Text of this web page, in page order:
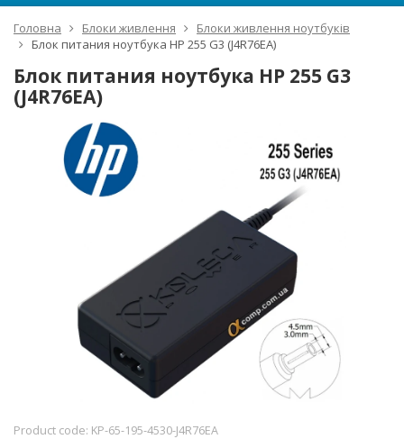
Головна Блоки живлення
Блоки живлення ноутбуків
Блок питания ноутбука HP 255 G3 (J4R76EA)
Блок питания ноутбука HP 255 G3
(J4R76EA)
Product code: KP-65-195-4530-J4R76EA